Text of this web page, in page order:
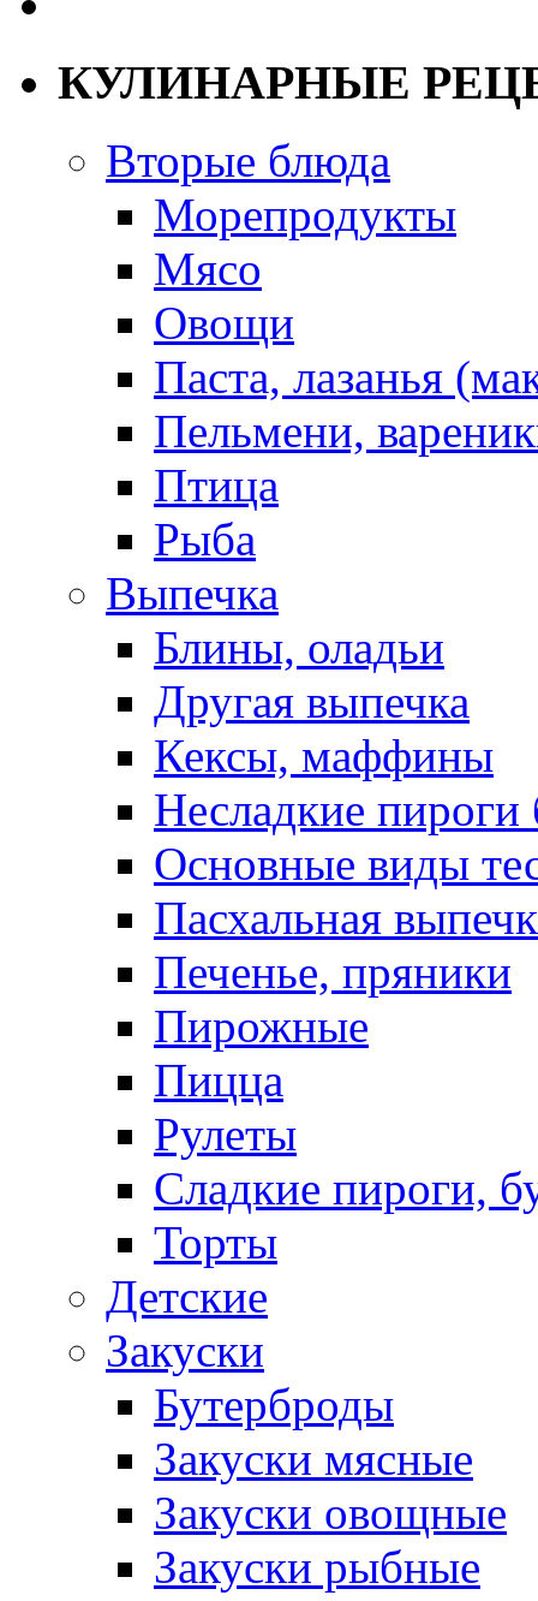
КУЛИНАРНЫЕ
Вторые блюда
Морепродукты
Мясо
Овощи
Паста, лазанья
Пельмени,
Птица
Рыба
Выпечка
Блины, оладьи
Другая выпечка
Кексы, маффины
Несладкие пироги
Основные виды
Пасхальная
Печенье, пряники
Пирожные
Пицца
Рулеты
Сладкие пироги,
Торты
Детские
Закуски
Бутерброды
Закуски мясные
Закуски овощные
Закуски рыбные